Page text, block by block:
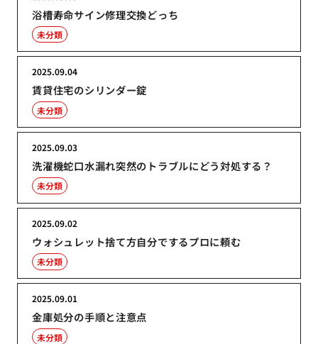
浴槽寿命サイン修理交換どっち
未分類
賃貸住宅のシリンダー錠
2025.09.04
未分類
洗濯機蛇口水漏れ突然のトラブルにどう対処する？
2025.09.03
未分類
ウォシュレット捨て方自分でするプロに頼む
2025.09.02
未分類
金庫処分の手順と注意点
2025.09.01
未分類